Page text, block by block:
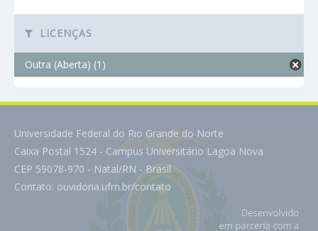
LICENÇAS
Outra (Aberta) (1)
Universidade Federal do Rio Grande do Norte
Caixa Postal 1524 - Campus Universitário Lagoa Nova
CEP 59078-970 - Natal/RN - Brasil
Contato: ouvidoria.ufrn.br/contato